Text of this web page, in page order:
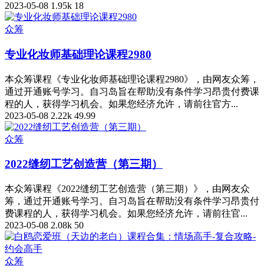
2023-05-08 1.95k 18
众筹
专业化妆师基础理论课程2980
本众筹课程《专业化妆师基础理论课程2980》，由网友众筹，
通过开通账号学习。自习岛旨在帮助没有条件学习昂贵付费课
程的人，获得学习机会。如果您经济允许，请前往官方...
2023-05-08 2.22k 49.99
众筹
2022缝纫工艺创造营（第三期）
本众筹课程《2022缝纫工艺创造营（第三期）》，由网友众
筹，通过开通账号学习。自习岛旨在帮助没有条件学习昂贵付
费课程的人，获得学习机会。如果您经济允许，请前往官...
2023-05-08 2.08k 50
众筹